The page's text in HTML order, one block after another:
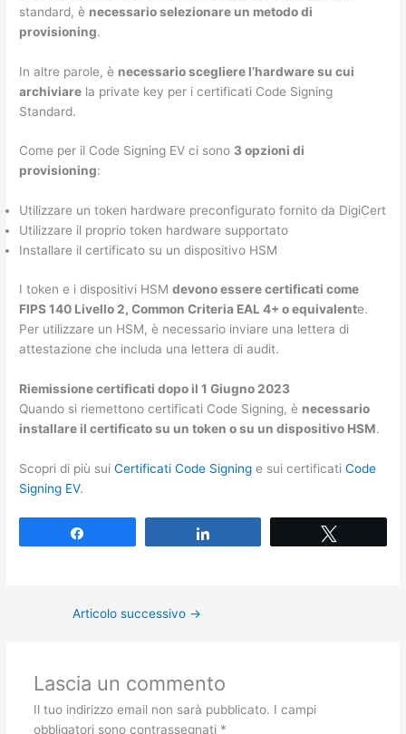
standard, è necessario selezionare un metodo di
provisioning.
In altre parole, è necessario scegliere l’hardware su cui
archiviare la private key per i certificati Code Signing
Standard.
Come per il Code Signing EV ci sono 3 opzioni di
provisioning:
Utilizzare un token hardware preconfigurato fornito da DigiCert
Utilizzare il proprio token hardware supportato
Installare il certificato su un dispositivo HSM
I token e i dispositivi HSMdevono essere certificati come
FIPS 140 Livello 2, Common Criteria EAL 4+ o equivalente.
Per utilizzare un HSM, è necessario inviare una lettera di
attestazione che includa una lettera di audit.
Riemissione certificati dopo il 1 Giugno 2023
Quando si riemettono certificati Code Signing, è necessario
installare il certificato su un token o su un dispositivo HSM.
Scopri di più suiCertificati Code Signing e sui certificatiCode
Signing EV.
Articolo successivo →
Lascia un commento
Il tuo indirizzo email non sarà pubblicato. I campi
obbligatori sono contrassegnati *